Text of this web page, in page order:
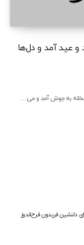
شد و عید آمد و دل‌ها
به جوش آمد و می…